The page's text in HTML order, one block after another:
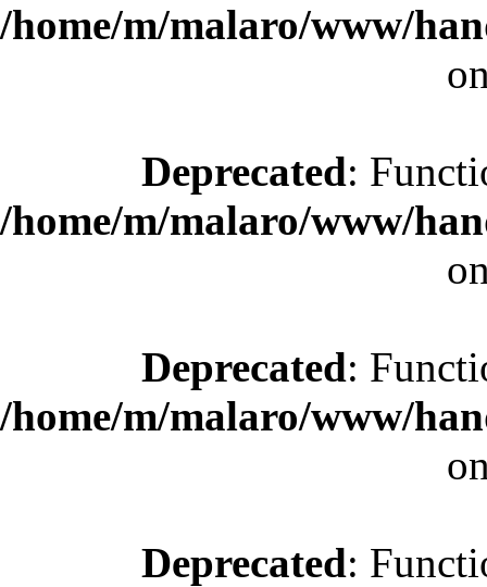
/home/m/malaro/www/
Deprecated:
/home/m/malaro/www/
Deprecated:
/home/m/malaro/www/
Deprecated: